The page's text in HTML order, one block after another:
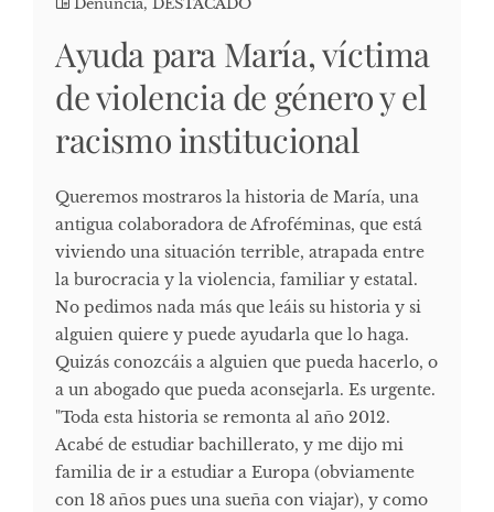
Denuncia, DESTACADO
Ayuda para María, víctima
de violencia de género y el
racismo institucional
Queremos mostraros la historia de María, una
antigua colaboradora de Afroféminas, que está
viviendo una situación terrible, atrapada entre
la burocracia y la violencia, familiar y estatal.
No pedimos nada más que leáis su historia y si
alguien quiere y puede ayudarla que lo haga.
Quizás conozcáis a alguien que pueda hacerlo, o
a un abogado que pueda aconsejarla. Es urgente.
"Toda esta historia se remonta al año 2012.
Acabé de estudiar bachillerato, y me dijo mi
familia de ir a estudiar a Europa (obviamente
con 18 años pues una sueña con viajar), y como